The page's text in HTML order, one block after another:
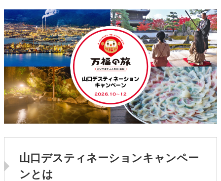
山口デスティネーションキャンペー
ンとは